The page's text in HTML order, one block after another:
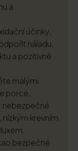
a
účinky,
náladu,
a pozitivně
malými
porce.
nebezpečné
nízkým krevním
bezpečné